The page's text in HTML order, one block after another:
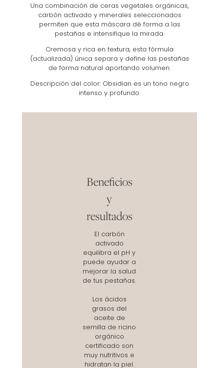
Una combinación de ceras vegetales orgánicas,
carbón activado y minerales seleccionados
permiten que esta máscara dé forma a las
pestañas e intensifique la mirada.
Cremosa y rica en textura, esta fórmula
(actualizada) única separa y define las pestañas
de forma natural aportando volumen.
Descripción del color: Obsidian es un tono negro
intenso y profundo.
Beneficios
y
resultados
El carbón
activado
equilibra el pH y
puede ayudar a
mejorar la salud
de tus pestañas.
Los ácidos
grasos del
aceite de
semilla de ricino
orgánico
certificado son
muy nutritivos e
hidratan la piel.